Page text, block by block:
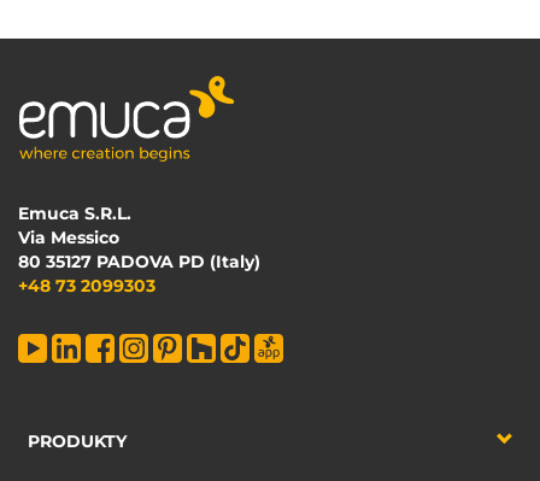
Emuca S.R.L.
Via Messico
80 35127 PADOVA PD (Italy)
+48 73 2099303
PRODUKTY